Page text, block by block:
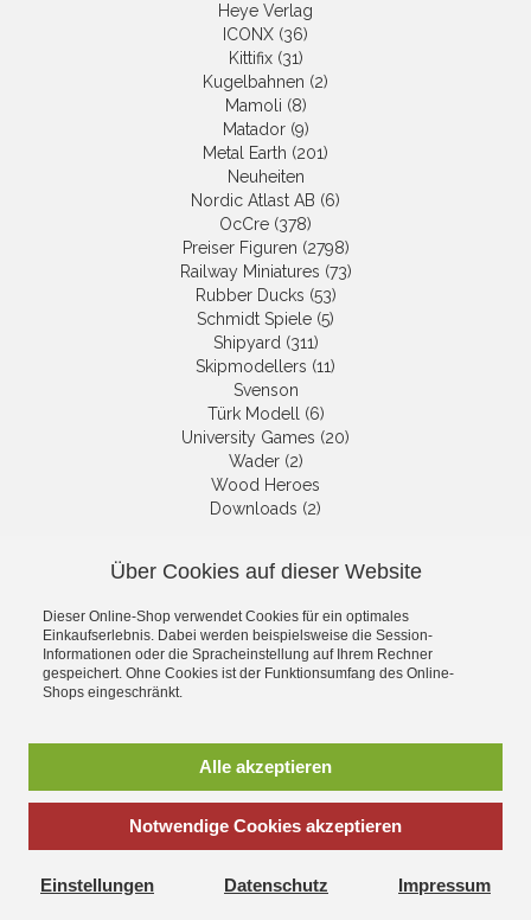
Heye Verlag
ICONX (36)
Kittifix (31)
Kugelbahnen (2)
Mamoli (8)
Matador (9)
Metal Earth (201)
Neuheiten
Nordic Atlast AB (6)
OcCre (378)
Preiser Figuren (2798)
Railway Miniatures (73)
Rubber Ducks (53)
Schmidt Spiele (5)
Shipyard (311)
Skipmodellers (11)
Svenson
Türk Modell (6)
University Games (20)
Wader (2)
Wood Heroes
Downloads (2)
Get informed about the latest
products and offers per email.
Newsletter
*incl. tax, plus
Über Cookies auf dieser Website
Dieser Online-Shop verwendet Cookies für ein optimales
Einkaufserlebnis. Dabei werden beispielsweise die Session-
Informationen oder die Spracheinstellung auf Ihrem Rechner
gespeichert. Ohne Cookies ist der Funktionsumfang des Online-
Shops eingeschränkt.
Alle akzeptieren
Notwendige Cookies akzeptieren
Einstellungen Datenschutz Impressum